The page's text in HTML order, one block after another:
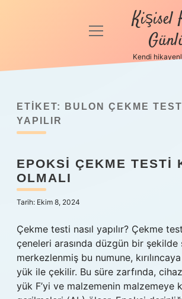
Anasayfa
Politikası
Yasal Uyarı
Hakkımızda
menüyü
Kişisel
Kendi
ETIKET:
BULON ÇEKME
YAPILIR
EPOKSI ÇEKME TESTI
OLMALI
Tarih: Ekim 8, 2024
Çekme testi nasıl yapılır? Çekme
çeneleri arasında düzgün bir şekilde
merkezlenmiş bu numune,
yük ile çekilir. Bu süre zarfında,
yük F’yi ve malzemenin malzemeye